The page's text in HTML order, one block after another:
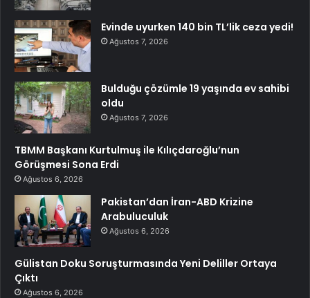
Evinde uyurken 140 bin TL’lik ceza yedi!
Ağustos 7, 2026
Bulduğu çözümle 19 yaşında ev sahibi
oldu
Ağustos 7, 2026
TBMM Başkanı Kurtulmuş ile Kılıçdaroğlu’nun
Görüşmesi Sona Erdi
Ağustos 6, 2026
Pakistan’dan İran-ABD Krizine
Arabuluculuk
Ağustos 6, 2026
Gülistan Doku Soruşturmasında Yeni Deliller Ortaya
Çıktı
Ağustos 6, 2026